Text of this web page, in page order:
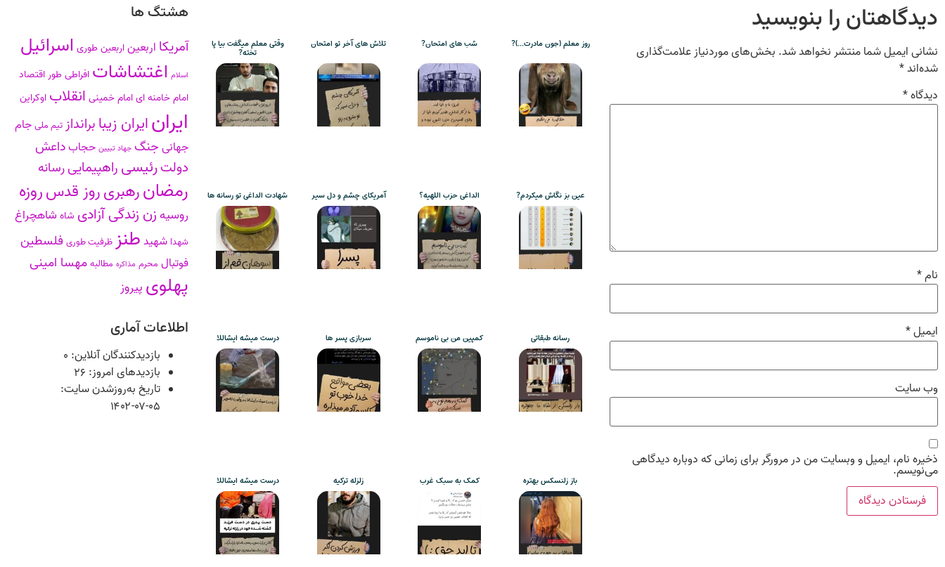
دیدگاهتان را بنویسید
نشانی ایمیل شما منتشر نخواهد شد. بخش‌های موردنیاز علامت‌گذاری
شده‌اند*
دیدگاه*
نام*
ایمیل*
وب‌ سایت
ذخیره نام، ایمیل و وبسایت من در مرورگر برای زمانی که دوباره دیدگاهی
می‌نویسم.
روز معلم (جون مادرت…)? شب های امتحان? تلاش های آخر تو امتحان وقتی معلم میگفت بیا پا
تخته?
عین بز نگاش میکردم? الداغی حزب اللهیه؟ آمریکای چشم و دل سیر شهادت الداغی تو رسانه ها
رسانه طبقاتی کمپین من بی ناموسم سربازی پسر ها درست میشه ایشاللا
باز زلنسکس بهتره کمک به سبک غرب زلزله ترکیه درست میشه ایشاللا
هشتگ ها
آمریکا اربعیناربعین طوری اسرائیل
اسلام اغتشاشات افراطی طوراقتصاد
امام خامنه ایامام خمینی انقلاب اوکراین
ایرانایران زیبا برانداز تیم ملی جام
جهانی جنگ جهاد تبیین حجابداعش
دولترئیسی راهپیماییرسانه
رمضانرهبریروز قدسروزه
روسیهزن زندگی آزادی شاهشاهچراغ
شهدا شهید طنز ظرفیت طوری فلسطین
فوتبال محرم مذاکره مطالبه مهسا امینی
پهلوی پیروز
اطلاعات آماری
بازدیدکنندگان آنلاین: ۰
بازدیدهای امروز: ۲۶
تاریخ به‌روزشدن سایت:
۱۴۰۲-۰۷-۰۵